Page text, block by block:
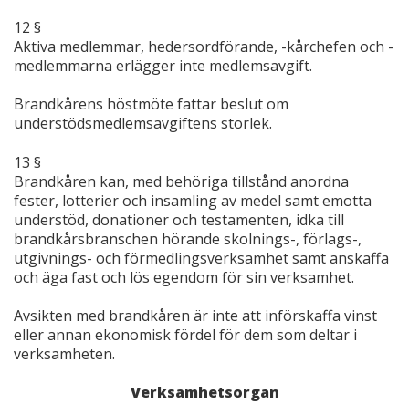
12 §
Aktiva medlemmar, hedersordförande, -kårchefen och -
medlemmarna erlägger inte medlemsavgift.
Brandkårens höstmöte fattar beslut om
understödsmedlemsavgiftens storlek.
13 §
Brandkåren kan, med behöriga tillstånd anordna
fester, lotterier och insamling av medel samt emotta
understöd, donationer och testamenten, idka till
brandkårsbranschen hörande skolnings-, förlags-,
utgivnings- och förmedlingsverksamhet samt anskaffa
och äga fast och lös egendom för sin verksamhet.
Avsikten med brandkåren är inte att införskaffa vinst
eller annan ekonomisk fördel för dem som deltar i
verksamheten.
Verksamhetsorgan